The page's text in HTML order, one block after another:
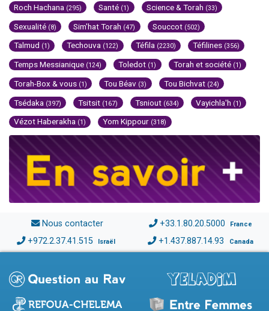
Roch Hachana (295) Santé (1) Science & Torah (33)
Sexualité (8) Sim'hat Torah (47) Souccot (502)
Talmud (1) Techouva (122) Téfila (2230) Téfilines (356)
Temps Messianique (124) Toledot (1) Torah et société (1)
Torah-Box & vous (1) Tou Béav (3) Tou Bichvat (24)
Tsédaka (397) Tsitsit (167) Tsniout (634) Vayichla'h (1)
Vézot Haberakha (1) Yom Kippour (318)
Nous contacter +33.1.80.20.5000 France
+972.2.37.41.515 Israël +1.437.887.14.93 Canada